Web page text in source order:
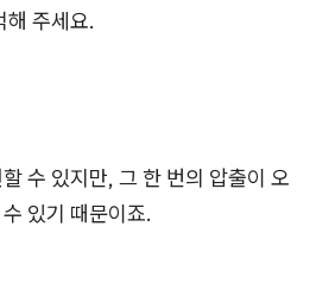
해 주세요.
수 있지만, 그 한 번의 압출이 오
있기 때문이죠.